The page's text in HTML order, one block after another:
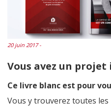
20 juin 2017 -
Vous avez un
Ce livre blanc est pour
Vous y trouverez toutes